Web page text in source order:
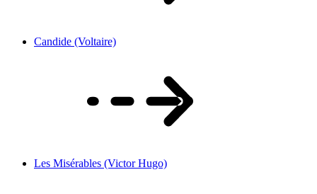
Candide (Voltaire)
Les Misérables (Victor Hugo)